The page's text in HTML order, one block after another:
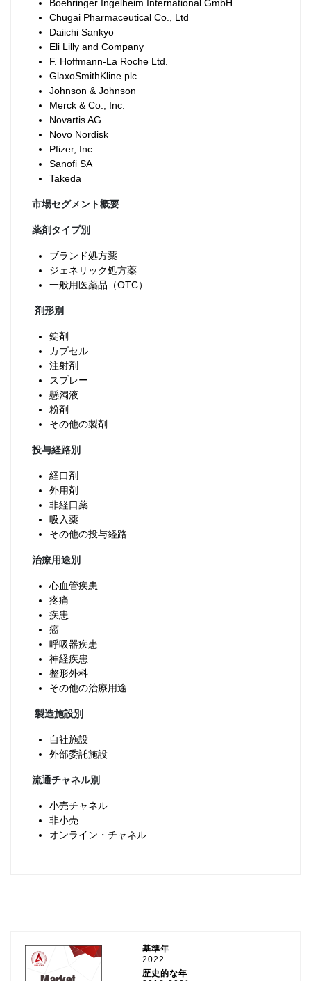
Boehringer Ingelheim International GmbH
Chugai Pharmaceutical Co., Ltd
Daiichi Sankyo
Eli Lilly and Company
F. Hoffmann-La Roche Ltd.
GlaxoSmithKline plc
Johnson & Johnson
Merck & Co., Inc.
Novartis AG
Novo Nordisk
Pfizer, Inc.
Sanofi SA
Takeda
市場セグメント概要
薬剤タイプ別
ブランド処方薬
ジェネリック処方薬
一般用医薬品（OTC）
剤形別
錠剤
カプセル
注射剤
スプレー
懸濁液
粉剤
その他の製剤
投与経路別
経口剤
外用剤
非経口薬
吸入薬
その他の投与経路
治療用途別
心血管疾患
疼痛
疾患
癌
呼吸器疾患
神経疾患
整形外科
その他の治療用途
製造施設別
自社施設
外部委託施設
流通チャネル別
小売チャネル
非小売
オンライン・チャネル
基準年
2022
歴史的な年